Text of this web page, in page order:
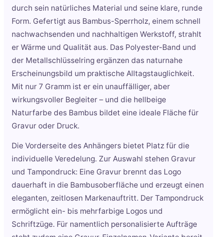
durch sein natürliches Material und seine klare, runde
Form. Gefertigt aus Bambus-Sperrholz, einem schnell
nachwachsenden und nachhaltigen Werkstoff, strahlt
er Wärme und Qualität aus. Das Polyester-Band und
der Metallschlüsselring ergänzen das naturnahe
Erscheinungsbild um praktische Alltagstauglichkeit.
Mit nur 7 Gramm ist er ein unauffälliger, aber
wirkungsvoller Begleiter – und die hellbeige
Naturfarbe des Bambus bildet eine ideale Fläche für
Gravur oder Druck.
Die Vorderseite des Anhängers bietet Platz für die
individuelle Veredelung. Zur Auswahl stehen Gravur
und Tampondruck: Eine Gravur brennt das Logo
dauerhaft in die Bambusoberfläche und erzeugt einen
eleganten, zeitlosen Markenauftritt. Der Tampondruck
ermöglicht ein- bis mehrfarbige Logos und
Schriftzüge. Für namentlich personalisierte Aufträge